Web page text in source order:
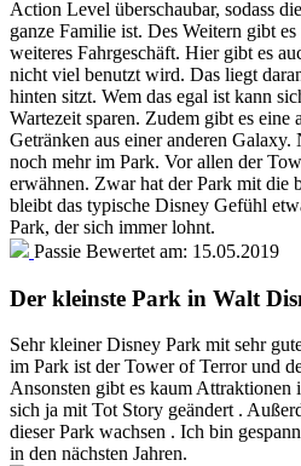
Action Level überschaubar, sodass
ganze Familie ist. Des Weitern gibt
weiteres Fahrgeschäft. Hier gibt es
nicht viel benutzt wird. Das liegt
hinten sitzt. Wem das egal ist kann
Wartezeit sparen. Zudem gibt es
Getränken aus einer anderen Galaxy.
noch mehr im Park. Vor allen der
erwähnen. Zwar hat der Park mit die
bleibt das typische Disney Gefühl
Park, der sich immer lohnt.
Passie Bewertet am: 15.05.2019
Der kleinste Park in Walt
Sehr kleiner Disney Park mit sehr
im Park ist der Tower of Terror und
Ansonsten gibt es kaum Attraktionen
sich ja mit Tot Story geändert .
dieser Park wachsen . Ich bin
in den nächsten Jahren.